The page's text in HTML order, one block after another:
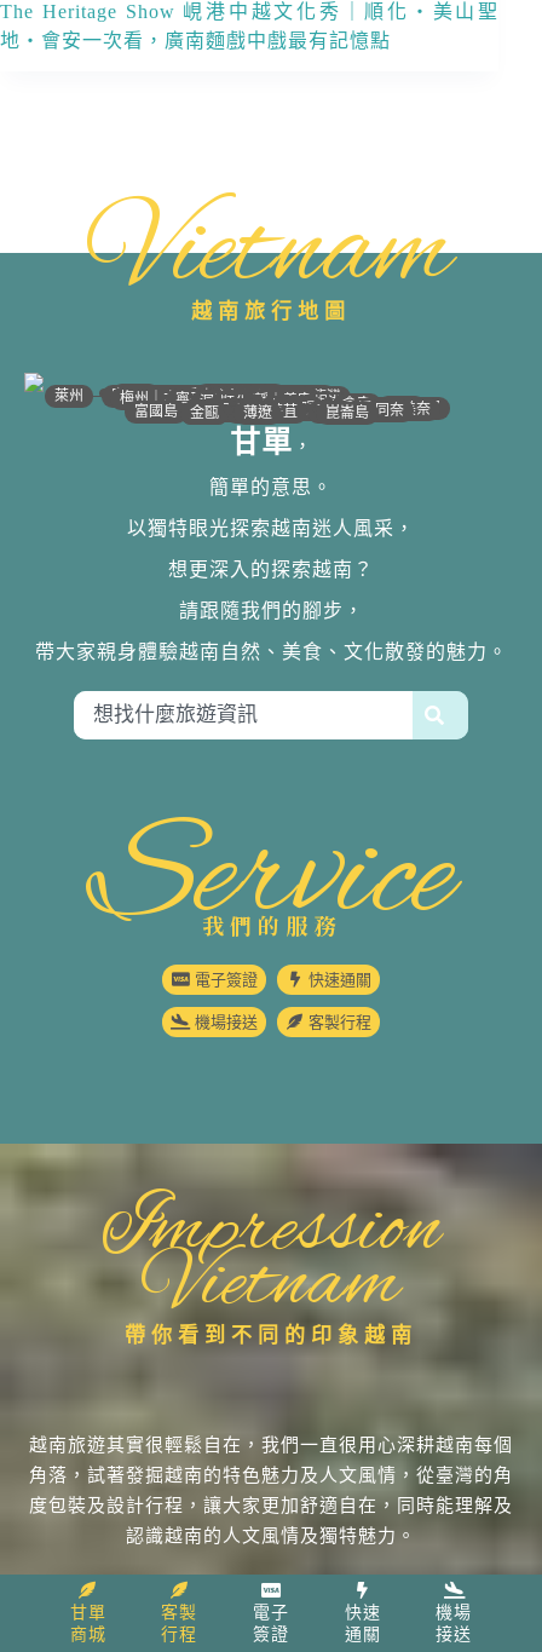
甘單
商城
客製
行程
電子
簽證
快速
通關
機場
接送
The Heritage Show 峴港中越文化秀｜順化・美山聖
地・會安一次看，廣南麵戲中戲最有記憶點
Vietnam
越南旅行地圖
• 河江｜高平
沙壩 •
萊州 • 宣光 •
安沛｜木江界 •
• 太原
梅州｜木州•• 北江｜北寧
• 下龍灣
• 河內
•海防｜海洋
• 南定｜清化
寧平 ••河靜｜義安
洞海 •
順化 •• 峴港
• 會安
• 歸仁
邦美蜀 •
大叻 ••芽莊｜潘郎
•潘切｜美奈
平陽 •
西寧 •
胡志明 •
美萩 •
富國島 •迪石 •
金甌 • • 同奈
• 頭頓
• 芹苴 •崑崙島
• 薄遼
甘單 ，
簡單的意思。
以獨特眼光探索越南迷人風采，
想更深入的探索越南？
請跟隨我們的腳步，
帶大家親身體驗越南自然、美食、文化散發的魅力。
Service
我們的服務
電子簽證 快速通關
機場接送 客製行程
Impression
Vietnam
帶你看到不同的印象越南
越南旅遊其實很輕鬆自在，我們一直很用心深耕越南每個
角落，試著發掘越南的特色魅力及人文風情，從臺灣的角
度包裝及設計行程，讓大家更加舒適自在，同時能理解及
認識越南的人文風情及獨特魅力。
越南自由行實戰攻略100+